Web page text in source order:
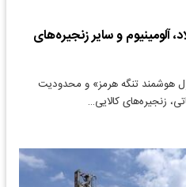
آلومینیوم و سایر زنجیره‌های
هوشمند تنگه هرمز» و محدودیت
زنجیره‌های کالایی…